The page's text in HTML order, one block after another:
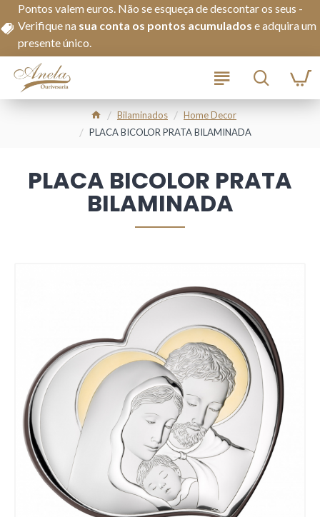
Pontos valem euros. Não se esqueça de descontar os seus -
Verifique na sua conta os pontos acumulados e adquira um
presente único.
Bilaminados
Home Decor
PLACA BICOLOR PRATA BILAMINADA
PLACA BICOLOR PRATA
BILAMINADA